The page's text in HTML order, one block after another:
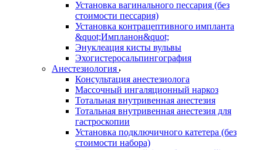
Установка вагинального пессария (без
стоимости пессария)
Установка контрацептивного импланта
&quot;Импланон&quot;
Энуклеация кисты вульвы
Эхогистеросальпингография
Анестезиология
Консультация анестезиолога
Массочный ингаляционный наркоз
Тотальная внутривенная анестезия
Тотальная внутривенная анестезия для
гастроскопии
Установка подключичного катетера (без
стоимости набора)